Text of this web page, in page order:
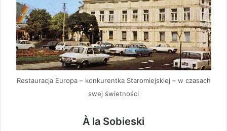
Restauracja Europa – konkurentka Staromiejskiej – w czasach
swej świetności
À la Sobieski